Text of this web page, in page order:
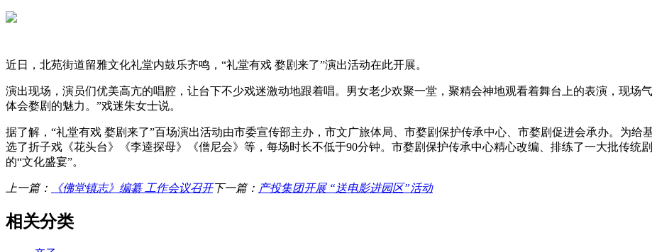
近日，北苑街道留雅文化礼堂内鼓乐齐鸣，“礼堂有戏 婺剧来了”演出活动在此开展。
演出现场，演员们优美高亢的唱腔，让台下不少戏迷激动地跟着唱。男女老少欢聚一堂，聚精会神地观看着舞台上的表演，现场
体会婺剧的魅力。”戏迷朱女士说。
据了解，“礼堂有戏 婺剧来了”百场演出活动由市委宣传部主办，市文广旅体局、市婺剧保护传承中心、市婺剧促进会承办。为
选了折子戏《花头台》《李逵探母》《僧尼会》等，每场时长不低于90分钟。市婺剧保护传承中心精心改编、排练了一大批传统
的“文化盛宴”。
上一篇： 《佛堂镇志》编纂 工作会议召开下一篇： 产投集团开展 “送电影进园区”活动
相关分类